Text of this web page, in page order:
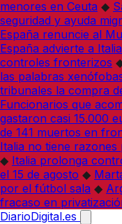
menores en Ceuta ◆
seguridad y ayuda
España renuncie al
España advierte a
controles fronterizos
las palabras
tribunales la compra
Funcionarios que
gastaron casi 15.000
de 141 muertos en
Italia no tiene
◆ Italia prolonga
el 15 de agosto ◆
por el fútbol sala ◆
fracaso en
DiarioDigital.es